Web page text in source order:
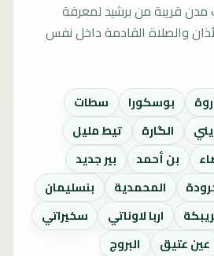
مدن قريبة من برشيد لمعرفة
والصلاة القادمة داخل نفس
بوسكورا
سطات
الگارة
تيط مليل
بن أحمد
بير جديد
المحمدية
بنسليمان
اربا لاوناتي
سخيراتي
عين عتيق
البروج